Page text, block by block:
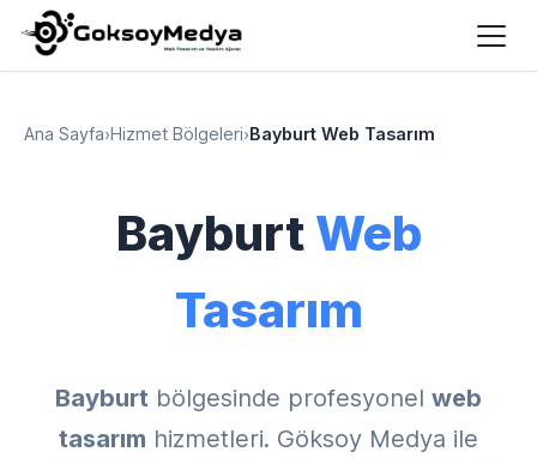
Ana Sayfa›Hizmet Bölgeleri›Bayburt Web Tasarım
Bayburt Web
Tasarım
Bayburt bölgesinde profesyonel web
tasarım hizmetleri. Göksoy Medya ile